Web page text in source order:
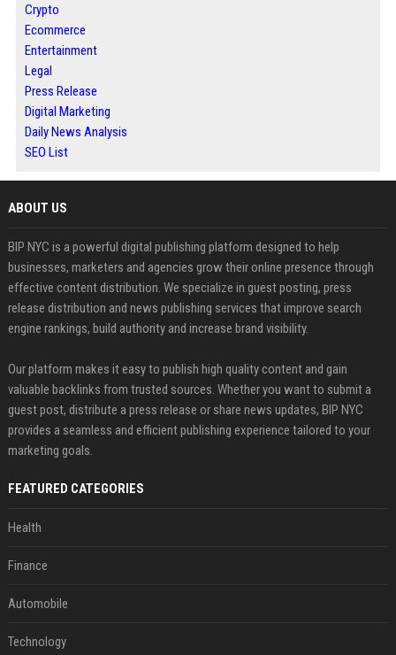
Crypto
Ecommerce
Entertainment
Legal
Press Release
Digital Marketing
Daily News Analysis
SEO List
ABOUT US
BIP NYC is a powerful digital publishing platform designed to help
businesses, marketers and agencies grow their online presence through
effective content distribution. We specialize in guest posting, press
release distribution and news publishing services that improve search
engine rankings, build authority and increase brand visibility.
Our platform makes it easy to publish high quality content and gain
valuable backlinks from trusted sources. Whether you want to submit a
guest post, distribute a press release or share news updates, BIP NYC
provides a seamless and efficient publishing experience tailored to your
marketing goals.
FEATURED CATEGORIES
Health
Finance
Automobile
Technology